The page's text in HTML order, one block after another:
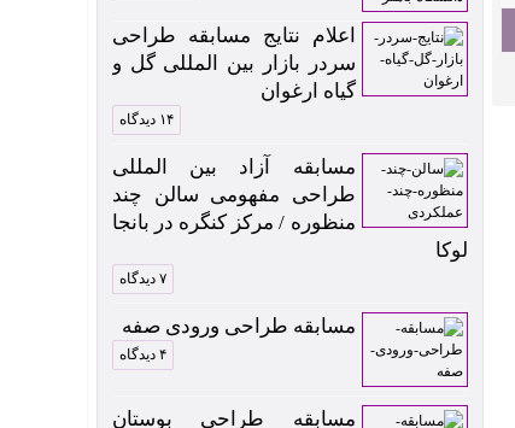
اعلام نتایج مسابقه طراحی
سردر بازار بین المللی گل و
گیاه ارغوان
۱۴ دیدگاه
مسابقه آزاد بین المللی
طراحی مفهومی سالن چند
منظوره / مرکز کنگره در بانجا
لوکا
۷ دیدگاه
مسابقه طراحی ورودی صفه
۴ دیدگاه
مسابقه طراحی بوستان